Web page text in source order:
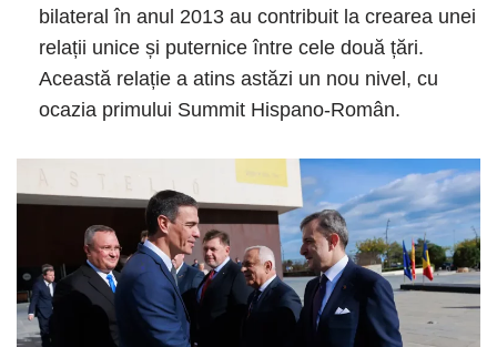
bilateral în anul 2013 au contribuit la crearea unei
relații unice și puternice între cele două țări.
Această relație a atins astăzi un nou nivel, cu
ocazia primului Summit Hispano-Român.